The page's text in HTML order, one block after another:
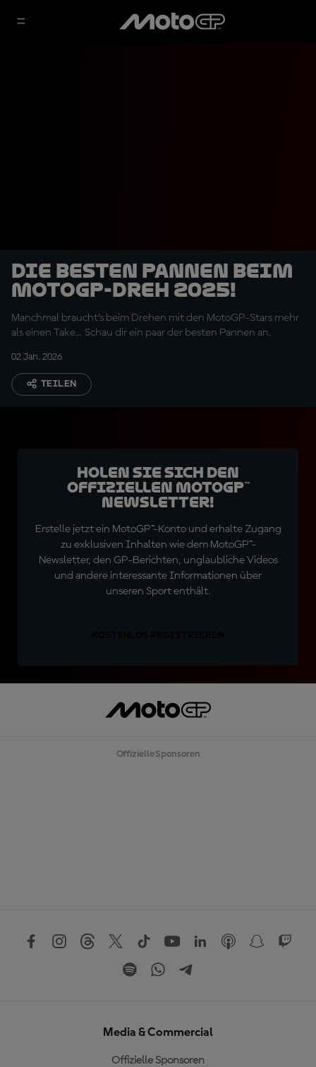
Die besten Pannen beim
MotoGP-Dreh 2025!
Manchmal braucht's beim Drehen mit den MotoGP-Stars mehr
als einen Take... Schau dir ein paar der besten Pannen an.
02 Jan. 2026
TEILEN
Holen Sie sich den
offiziellen MotoGP™
Newsletter!
Erstelle jetzt ein MotoGP™-Konto und erhalte Zugang
zu exklusiven Inhalten wie dem MotoGP™-
Newsletter, den GP-Berichten, unglaubliche Videos
und andere interessante Informationen über
unseren Sport enthält.
Offizielle Sponsoren
Media & Commercial
Offizielle Sponsoren